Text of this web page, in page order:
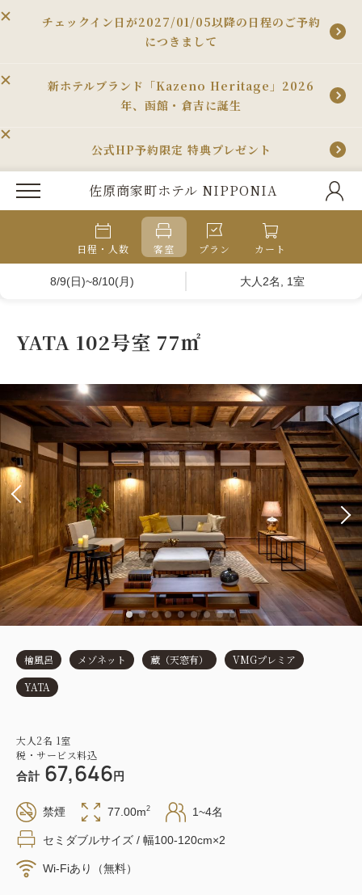
チェックイン日が2027/01/05以降の日程のご予約
につきまして
新ホテルブランド「Kazeno Heritage」2026
年、函館・倉吉に誕生
公式HP予約限定 特典プレゼント
佐原商家町ホテル NIPPONIA
日程・人数 客室 プラン カート
8/9(日)~8/10(月) 大人2名, 1室
YATA 102号室 77㎡
檜風呂 メゾネット 蔵（天窓有）
VMGプレミア
YATA
大人2名 1室
税・サービス料込
合計 67,646 円
禁煙 77.00m2 1~4名
セミダブルサイズ / 幅100-120cm×2
Wi-Fiあり（無料）